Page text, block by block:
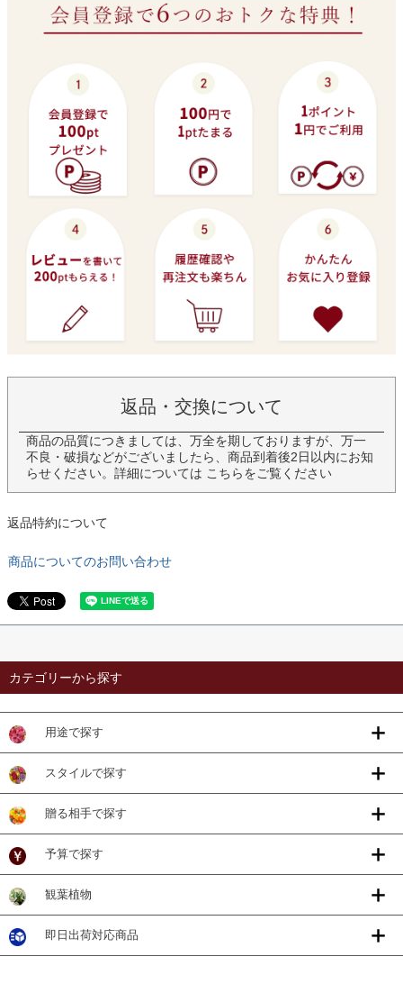
返品・交換について
商品の品質につきましては、万全を期しておりますが、万一
不良・破損などがございましたら、商品到着後2日以内にお知
らせください。詳細については こちらをご覧ください
返品特約について
商品についてのお問い合わせ
カテゴリーから探す
用途で探す
スタイルで探す
贈る相手で探す
予算で探す
観葉植物
即日出荷対応商品